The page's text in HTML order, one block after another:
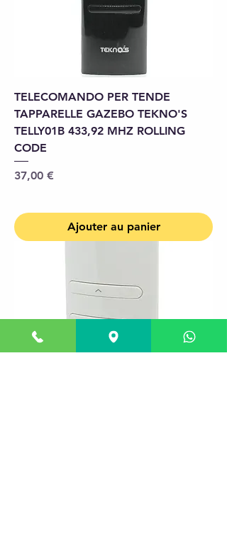
TELECOMANDO PER TENDE
TAPPARELLE GAZEBO TEKNO'S
TELLY01B 433,92 MHZ ROLLING
CODE
Prix
37,00 €
Ajouter au panier